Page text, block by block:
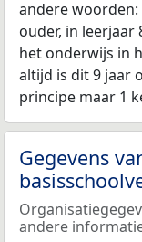
andere
ouder, in leerjaar
het onderwijs in
altijd is dit 9 jaar
principe maar 1
Gegevens
andere